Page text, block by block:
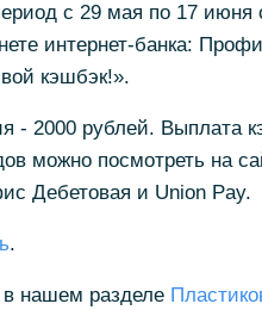
с 29 мая по 17 июня
интернет-банка:
кэшбэк!».
- 2000 рублей. Выплата
можно посмотреть на
Дебетовая и Union Pay.
.
нашем разделе